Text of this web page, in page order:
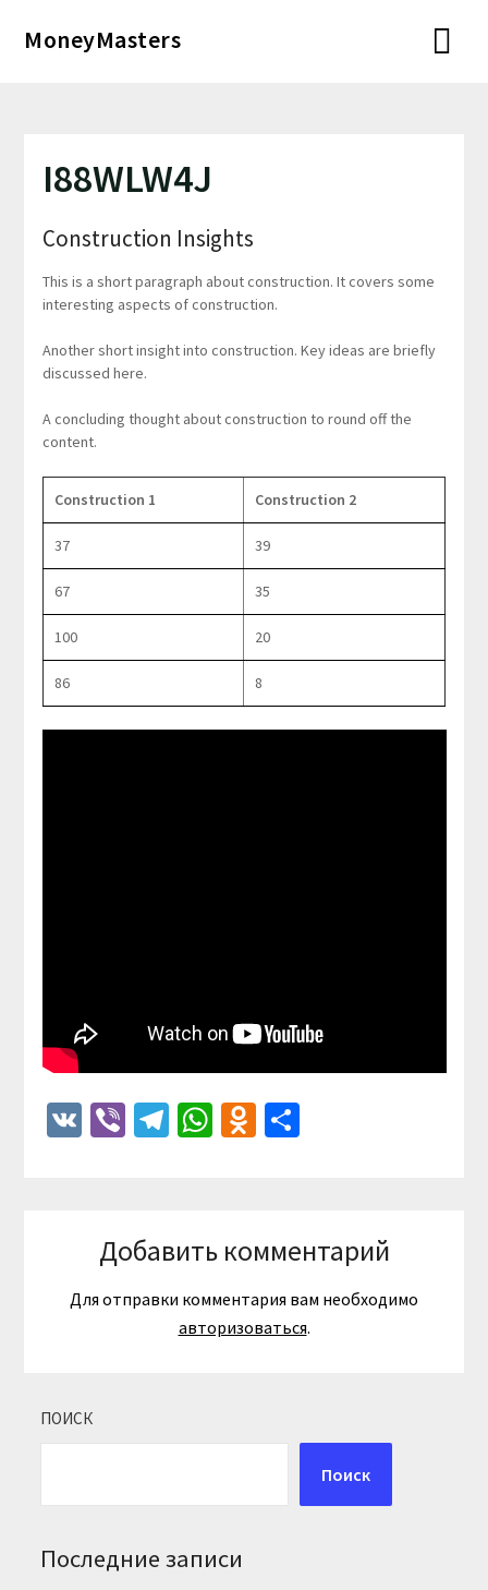
MoneyMasters
I88WLW4J
Construction Insights
This is a short paragraph about construction. It covers some
interesting aspects of construction.
Another short insight into construction. Key ideas are briefly
discussed here.
A concluding thought about construction to round off the
content.
Construction 1 Construction 2
37 39
67 35
100 20
86 8
VKViberTelegram
WhatsApp
Odnoklassniki
Отправить
Добавить комментарий
Для отправки комментария вам необходимо
авторизоваться.
ПОИСК
Поиск
Последние записи